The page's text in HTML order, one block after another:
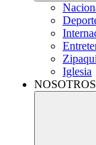
Iglesia
NOSOTROS